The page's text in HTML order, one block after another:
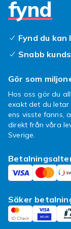
mellan
densamma!
Se även
alternativ.
och
Nagelglitter
otal sätt.
som
graderad
fynd
Fynd du kan
Snabb
Gör som
Hos oss gör du
exakt det du letar
ens visste fanns,
direkt från våra
Sverige.
Säker